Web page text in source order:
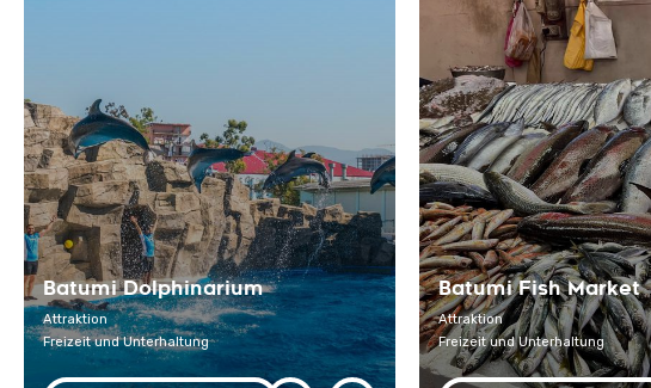
Batumi Dolphinarium
Attraktion
Freizeit und Unterhaltung
Batumi Fish Market
Attraktion
Freizeit und Unterhaltung